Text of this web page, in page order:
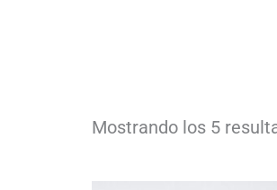
Mostrando los 5